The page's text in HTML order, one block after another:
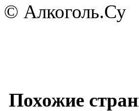
© Алкоголь.Су
Похожие